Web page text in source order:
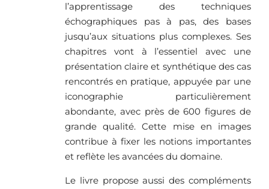
l’apprentissage des techniques
échographiques pas à pas, des bases
jusqu’aux situations plus complexes. Ses
chapitres vont à l’essentiel avec une
présentation claire et synthétique des cas
rencontrés en pratique, appuyée par une
iconographie particulièrement
abondante, avec près de 600 figures de
grande qualité. Cette mise en images
contribue à fixer les notions importantes
et reflète les avancées du domaine.
Le livre propose aussi des compléments